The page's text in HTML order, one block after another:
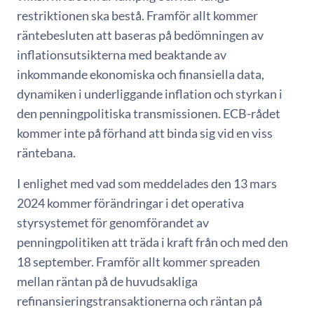
restriktionen ska bestå. Framför allt kommer
räntebesluten att baseras på bedömningen av
inflationsutsikterna med beaktande av
inkommande ekonomiska och finansiella data,
dynamiken i underliggande inflation och styrkan i
den penningpolitiska transmissionen. ECB-rådet
kommer inte på förhand att binda sig vid en viss
räntebana.
I enlighet med vad som meddelades den 13 mars
2024 kommer förändringar i det operativa
styrsystemet för genomförandet av
penningpolitiken att träda i kraft från och med den
18 september. Framför allt kommer spreaden
mellan räntan på de huvudsakliga
refinansieringstransaktionerna och räntan på